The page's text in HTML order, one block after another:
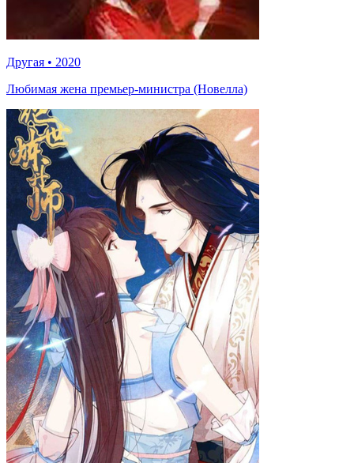
Другая • 2020
Любимая жена премьер-министра (Новелла)